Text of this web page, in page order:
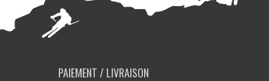
PAIEMENT / LIVRAISON